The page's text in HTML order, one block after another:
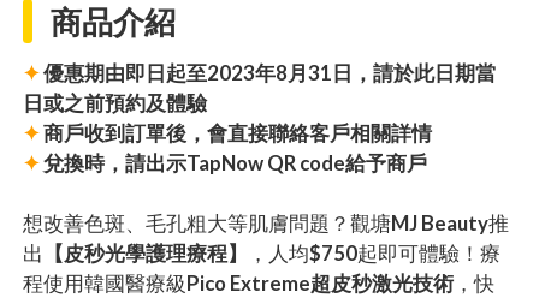
商品介紹
✦優惠期由即日起至2023年8月31日，請於此日期當
日或之前預約及體驗
✦商戶收到訂單後，會直接聯絡客戶相關詳情
✦兌換時，請出示TapNow QR code給予商戶
想改善色斑、毛孔粗大等肌膚問題？觀塘MJ Beauty推
出
【皮秒光學護理療程】 ，人均$750起即可體驗！療
程使用韓國醫療級Pico Extreme超皮秒激光技術，快